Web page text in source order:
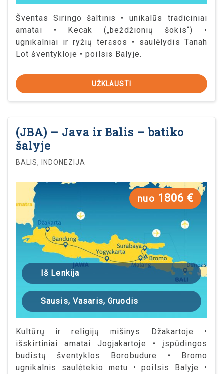
Šventas Siringo šaltinis • unikalūs tradiciniai
amatai • Kecak („beždžionių šokis“) •
ugnikalniai ir ryžių terasos • saulėlydis Tanah
Lot šventykloje • poilsis Balyje.
UŽKLAUSTI
(JBA) – Java ir Balis – batiko
šalyje
BALIS, INDONEZIJA
nuo 1806 €
Iš Lenkija
Sausis, Vasaris, Gruodis
Kultūrų ir religijų mišinys Džakartoje •
išskirtiniai amatai Jogjakartoje • įspūdingos
budistų šventyklos Borobudure • Bromo
ugnikalnis saulėtekio metu • poilsis Balyje •